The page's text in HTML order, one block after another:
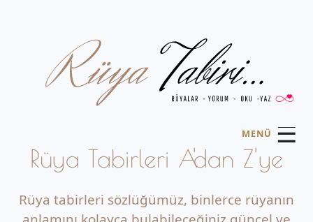
MENÜ ☰
Rüya Tabirleri A'dan Z'ye
Rüya tabirleri sözlüğümüz, binlerce rüyanın